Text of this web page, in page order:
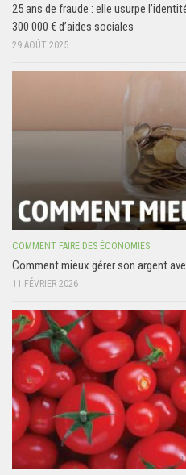
25 ans de fraude : elle usurpe
300 000 € d’aides sociales
29 AOÛT 2025
COMMENT FAIRE DES ÉCONOMIES
Comment mieux gérer son argent
11 FÉVRIER 2026